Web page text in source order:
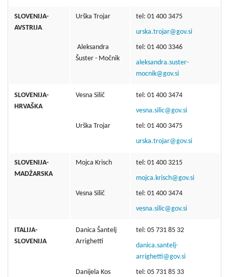
SLOVENIJA-
AVSTRIJA
Urška Trojar
Aleksandra
Šuster - Močnik
tel: 01 400 3475
urska.trojar@gov.si
tel: 01 400 3346
aleksandra.suster-
mocnik@gov.si
SLOVENIJA-
HRVAŠKA
Vesna Silič
Urška Trojar
tel: 01 400 3474
vesna.silic@gov.si
tel: 01 400 3475
urska.trojar@gov.si
SLOVENIJA-
MADŽARSKA
Mojca Krisch
Vesna Silič
tel: 01 400 3215
mojca.krisch@gov.si
tel: 01 400 3474
vesna.silic@gov.si
ITALIJA-
SLOVENIJA
Danica Šantelj
Arrighetti
Danijela Kos
tel: 05 731 85 32
danica.santelj-
arrighetti@gov.si
tel: 05 731 85 33